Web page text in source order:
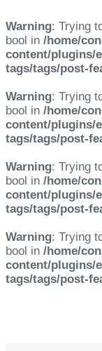
Warning: Trying
bool in /home/
content/plugins/
tags/tags/post-
Warning: Trying
bool in /home/
content/plugins/
tags/tags/post-
Warning: Trying
bool in /home/
content/plugins/
tags/tags/post-
Warning: Trying
bool in /home/
content/plugins/
tags/tags/post-